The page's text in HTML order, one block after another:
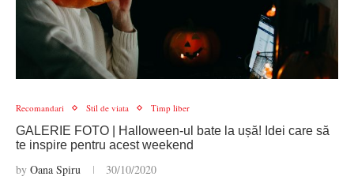
Recomandari Stil de viata Timp liber
GALERIE FOTO | Halloween-ul bate la ușă! Idei care să
te inspire pentru acest weekend
by Oana Spiru 30/10/2020